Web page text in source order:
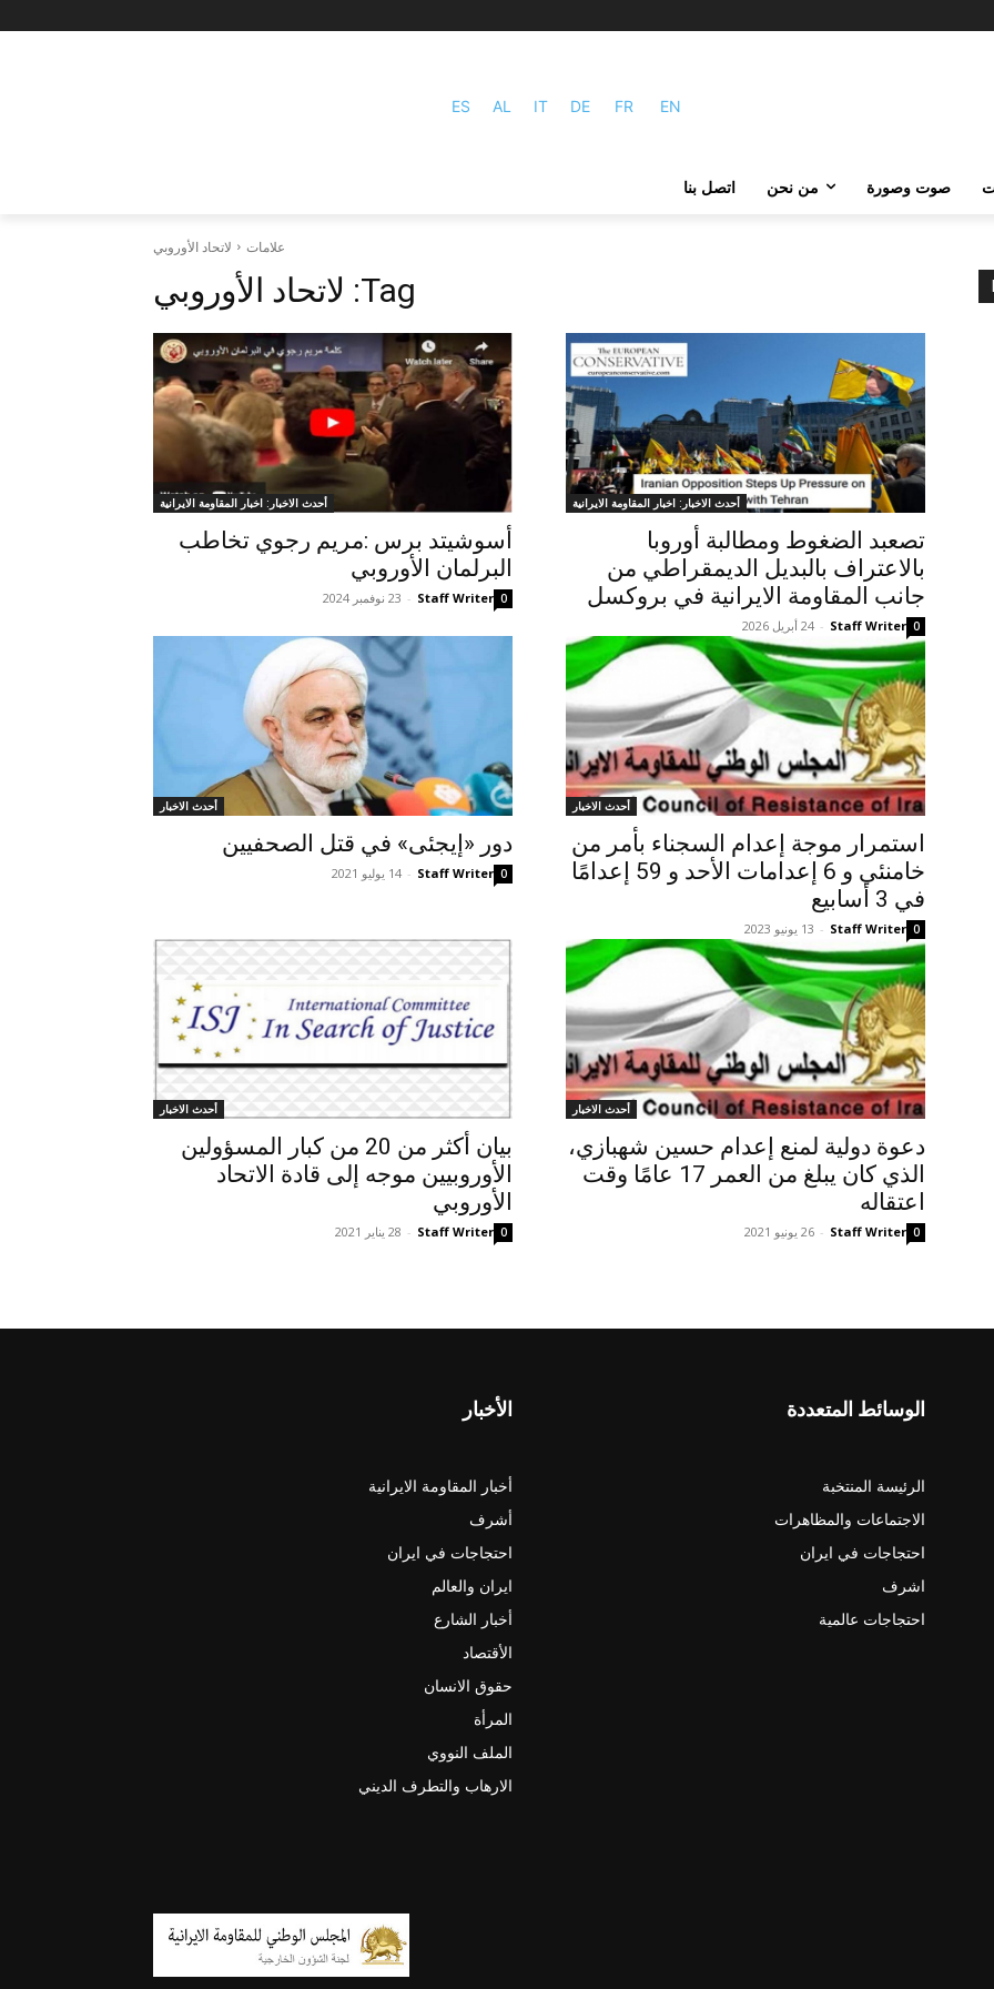
ES AL IT DE FR EN
صوت وصورة من نحن اتصل بنا
علامات لاتحاد الأوروبي
Tag: لاتحاد الأوروبي
أحدث الاخبار: اخبار المقاومة الايرانية
تصعبد الضغوط ومطالبة أوروبا
بالاعتراف بالبديل الديمقراطي من
جانب المقاومة الایرانیة في بروكسل
Staff Writer
- 24 أبريل 2026 0
أحدث الاخبار: اخبار المقاومة الايرانية
أسوشيتد برس :مريم رجوي تخاطب
البرلمان الأوروبي
Staff Writer
- 23 نوفمبر 2024 0
أحدث الاخبار
استمرار موجة إعدام السجناء بأمر من
خامنئي و 6 إعدامات الأحد و 59 إعدامًا
في 3 أسابيع
Staff Writer
- 13 يونيو 2023 0
أحدث الاخبار
دور «إيجئى» في قتل الصحفيين
Staff Writer
- 14 يوليو 2021 0
أحدث الاخبار
دعوة دولية لمنع إعدام حسين شهبازي،
الذي كان يبلغ من العمر 17 عامًا وقت
اعتقاله
Staff Writer
- 26 يونيو 2021 0
أحدث الاخبار
بیان أكثر من 20 من كبار المسؤولين
الأوروبيين موجه إلى قادة الاتحاد
الأوروبي
Staff Writer
- 28 يناير 2021 0
الأخبار
أخبار المقاومة الايرانية
أشرف
احتجاجات في ايران
ايران والعالم
أخبار الشارع
الأقتصاد
حقوق الانسان
المرأة
الملف النووي
الارهاب والتطرف الديني
الوسائط المتعددة
الرئيسة المنتخبة
الاجتماعات والمظاهرات
احتجاجات في ايران
اشرف
احتجاجات عالمية